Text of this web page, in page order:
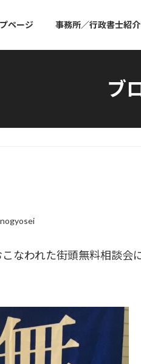
ページ 事務所／行政書士紹介
ブ
なわれた街頭無料相談会